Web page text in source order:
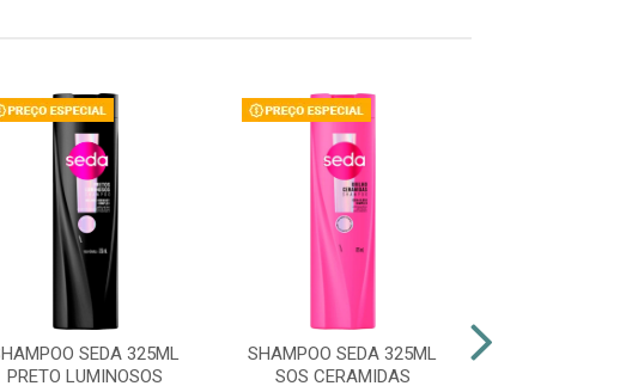
SEDA 325ML
PRETO LUMINOSOS
SHAMPOO SEDA 325ML
SOS CERAMIDAS